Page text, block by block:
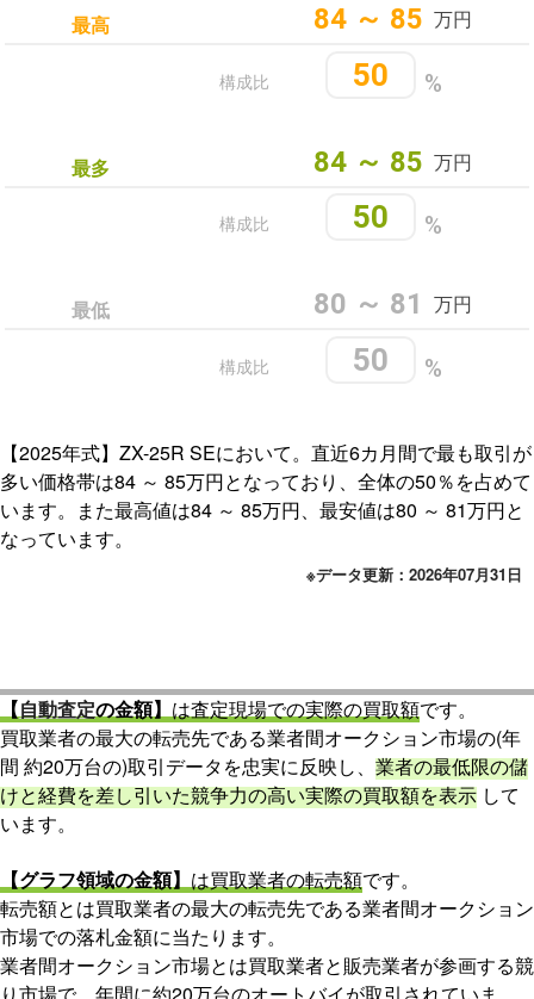
最高 84 ～ 85 万円
%
50
構成比
最多 84 ～ 85 万円
%
50
構成比
最低 80 ～ 81 万円
%
50
構成比
【2025年式】ZX-25R SEにおいて。直近6カ月間で最も取引が
多い価格帯は84 ～ 85万円となっており、全体の50％を占めて
います。また最高値は84 ～ 85万円、最安値は80 ～ 81万円と
なっています。
※データ更新：2026年07月31日
【自動査定の金額】 は査定現場での実際の買取額です。
買取業者の最大の転売先である業者間オークション市場の(年
間 約20万台の)取引データを忠実に反映し、 業者の最低限の儲
けと経費を差し引いた競争力の高い実際の買取額を表示
います。
【グラフ領域の金額】 は買取業者の転売額です。
転売額とは買取業者の最大の転売先である業者間オークション
市場での落札金額に当たります。
業者間オークション市場とは買取業者と販売業者が参画する競
り市場で、年間に約20万台のオートバイが取引されていま